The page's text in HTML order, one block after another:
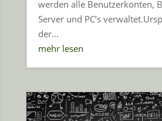
werden alle Benutzerkonten,
Server und PC‘s
der...
mehr lesen